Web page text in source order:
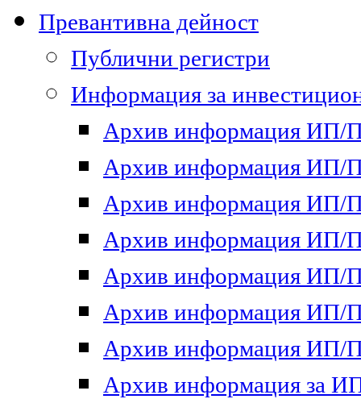
Превантивна дейност
Публични регистри
Информация за
Архив информация ИП/
Архив информация ИП/
Архив информация ИП/
Архив информация ИП/
Архив информация ИП/
Архив информация ИП/
Архив информация ИП/
Архив информация за